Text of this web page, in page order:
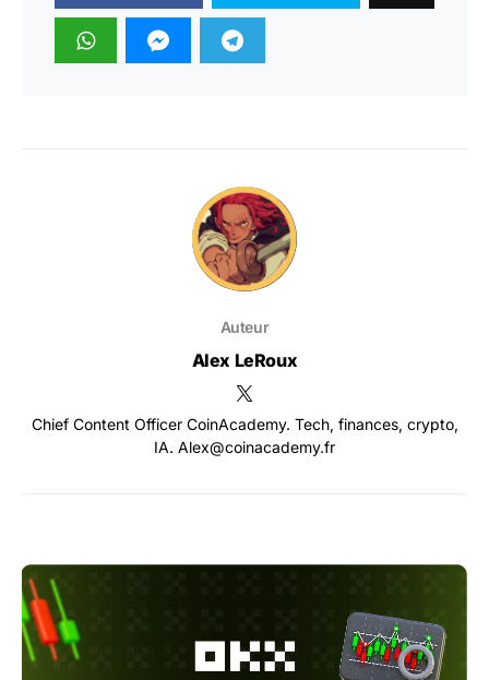
Auteur
Alex LeRoux
Chief Content Officer CoinAcademy. Tech, finances, crypto,
IA. Alex@coinacademy.fr